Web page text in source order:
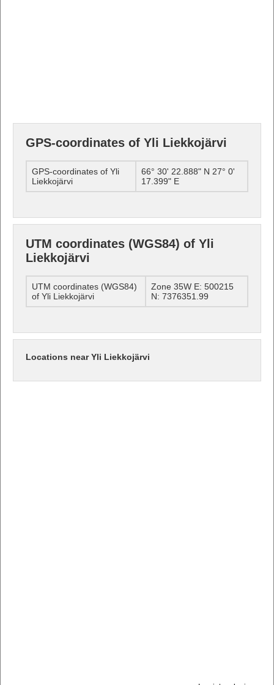
GPS-coordinates of Yli Liekkojärvi
GPS-coordinates of Yli
Liekkojärvi
66° 30' 22.888" N 27° 0'
17.399" E
UTM coordinates (WGS84) of Yli
Liekkojärvi
UTM coordinates (WGS84)
of Yli Liekkojärvi
Zone 35W E: 500215
N: 7376351.99
Locations near Yli Liekkojärvi